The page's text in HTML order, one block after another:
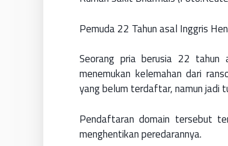
Pemuda 22 Tahun asal Inggris
Seorang pria berusia 22 tahun
menemukan kelemahan dari
yang belum terdaftar, namun jadi
Pendaftaran domain tersebut
menghentikan peredarannya.